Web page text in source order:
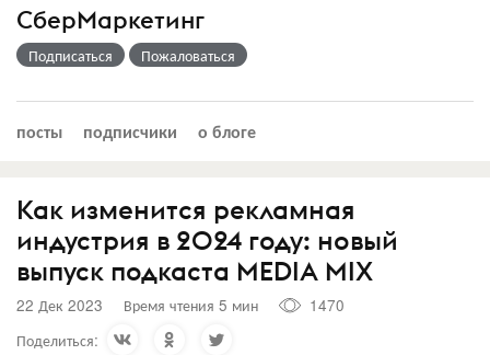
СберМаркетинг
Подписаться Пожаловаться
посты подписчики о блоге
Как изменится рекламная
индустрия в 2024 году: новый
выпуск подкаста MEDIA MIX
22 Дек 2023 Время чтения 5 мин
1470
Поделиться: